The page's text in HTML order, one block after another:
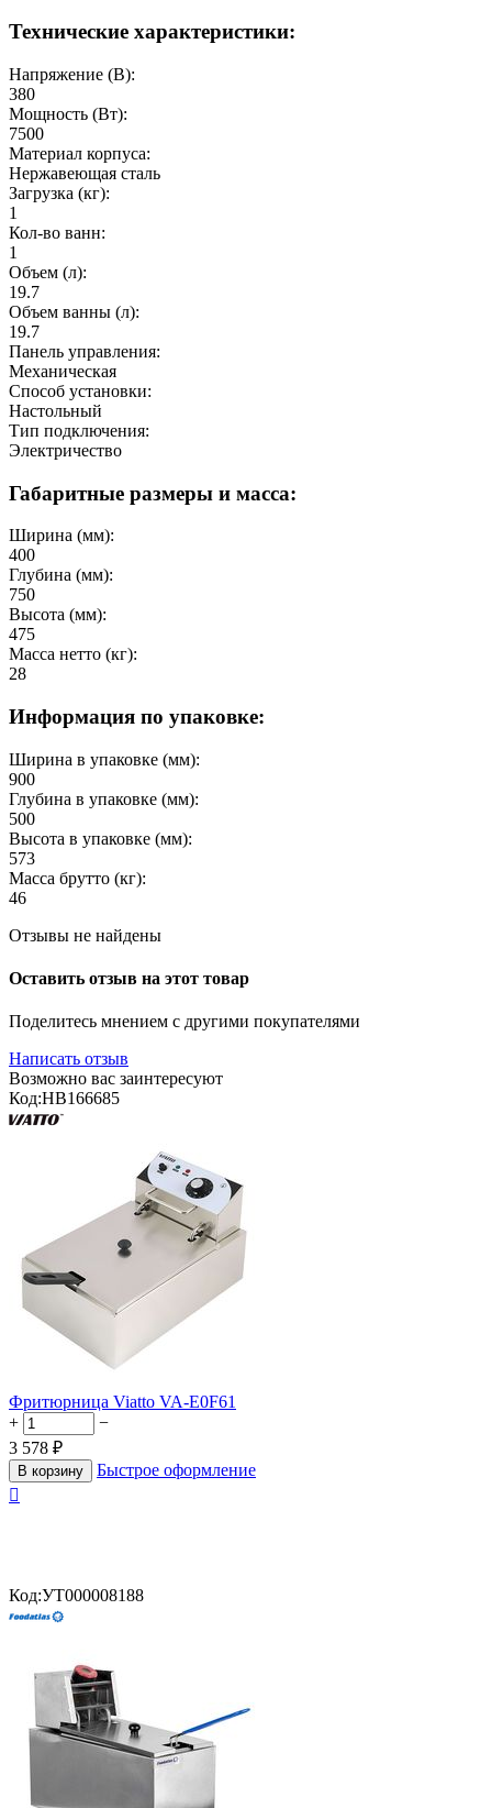
Технические характеристики:
Напряжение (В):
380
Мощность (Вт):
7500
Материал корпуса:
Нержавеющая сталь
Загрузка (кг):
1
Кол-во ванн:
1
Объем (л):
19.7
Объем ванны (л):
19.7
Панель управления:
Механическая
Способ установки:
Настольный
Тип подключения:
Электричество
Габаритные размеры и масса:
Ширина (мм):
400
Глубина (мм):
750
Высота (мм):
475
Масса нетто (кг):
28
Информация по упаковке:
Ширина в упаковке (мм):
900
Глубина в упаковке (мм):
500
Высота в упаковке (мм):
573
Масса брутто (кг):
46
Отзывы не найдены
Оставить отзыв на этот товар
Поделитесь мнением с другими покупателями
Написать отзыв
Возможно вас заинтересуют
Код:HB166685
Фритюрница Viatto VA-E0F61
+
−
3 578 ₽
В корзину
Быстрое оформление

Код:УТ000008188